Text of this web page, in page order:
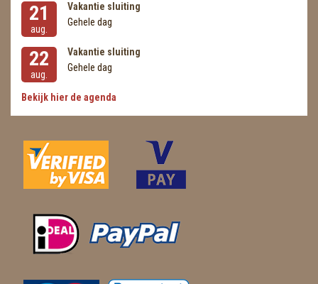
WIEROOK, OLIE & TOEBEHOREN
ZAKJES WATER ELIXERS
21
aug.
Vakantie sluiting
Gehele dag
22
aug.
Vakantie sluiting
Gehele dag
Bekijk hier de agenda